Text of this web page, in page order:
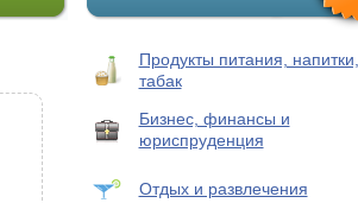
Продукты питания, напитки,
табак
Бизнес, финансы и
юриспруденция
Отдых и развлечения